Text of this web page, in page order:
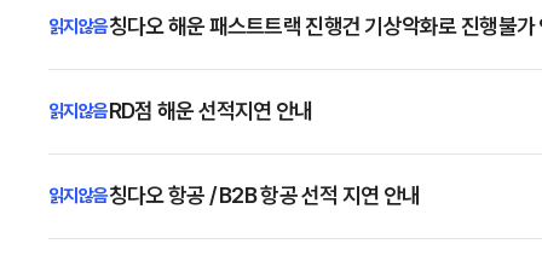
칭다오 해운 패스트트랙 진행건 기상악화로 진행불가
RD점 해운 선적지연 안내
칭다오 항공 / B2B 항공 선적 지연 안내